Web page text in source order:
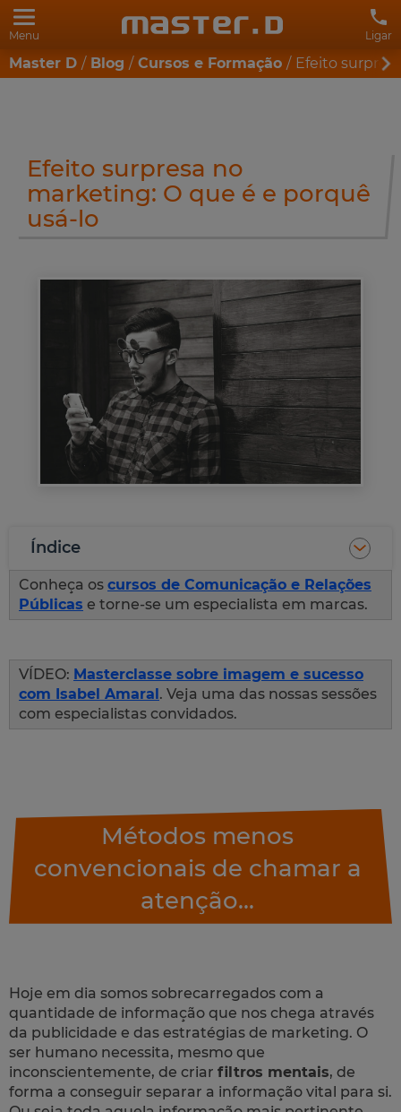
Menu Ligar
Master D Blog Cursos e Formação Efeito
Efeito surpresa no
marketing: O que é e porquê
usá-lo
Índice
Conheça os cursos de Comunicação e Relações
Públicas e torne-se um especialista em marcas.
VÍDEO: Masterclasse sobre imagem e sucesso
com Isabel Amaral. Veja uma das nossas sessões
com especialistas convidados.
Métodos menos
convencionais de chamar a
atenção...
Hoje em dia somos sobrecarregados com a
quantidade de informação que nos chega através
da publicidade e das estratégias de marketing. O
ser humano necessita, mesmo que
inconscientemente, de criar filtros mentais, de
forma a conseguir separar a informação vital para si.